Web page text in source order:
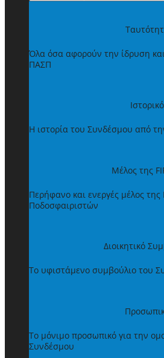
Όλα όσα αφορούν την ίδρυση
ΠΑΣΠ
Ιστορικό
Η ιστορία του Συνδέσμου από
Μέλος της
Περήφανο και ενεργές μέλος
Ποδοσφαιριστών
Διοικητικό
Το υφιστάμενο συμβούλιο του
Το μόνιμο προσωπικό για την
Συνδέσμου